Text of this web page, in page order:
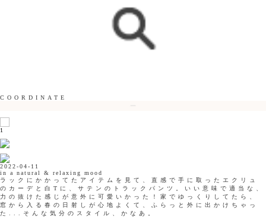
COORDINATE
1
2022-04-11
in a natural & relaxing mood
ラックにかかってたアイテムを見て、直感で手に取ったエクリュ
のカーデと白Tに、サテンのトラックパンツ。いい意味で適当な、
力の抜けた感じが意外に可愛いかった！家でゆっくりしてたら、
窓から入る春の日射しが心地よくて、ふらっと外に出かけちゃっ
た...そんな気分のスタイル、かなあ。